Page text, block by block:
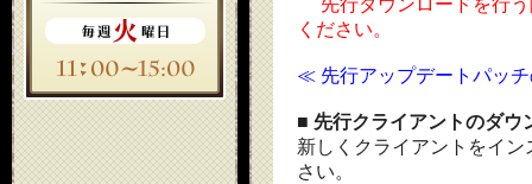
先行ダウンロードを行
ください。
≪ 先行アップデートパッ
■ 先行クライアントのダウ
新しくクライアントをイ
さい。